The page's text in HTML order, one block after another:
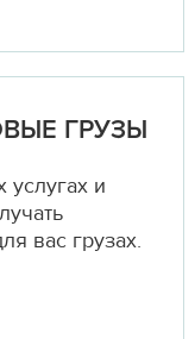
ГРУЗЫ
и
вас грузах.